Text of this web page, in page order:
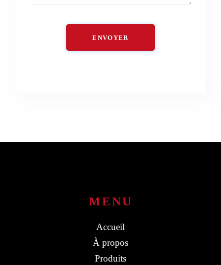
ENVOYER
MENU
Accueil
À propos
Produits